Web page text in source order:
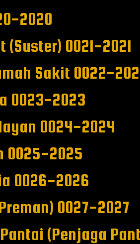
2020
(Suster) 0021-2021
Sakit 0022-
0023-2023
0024-2024
0025-2025
0026-2026
0027-2027
(Penjaga